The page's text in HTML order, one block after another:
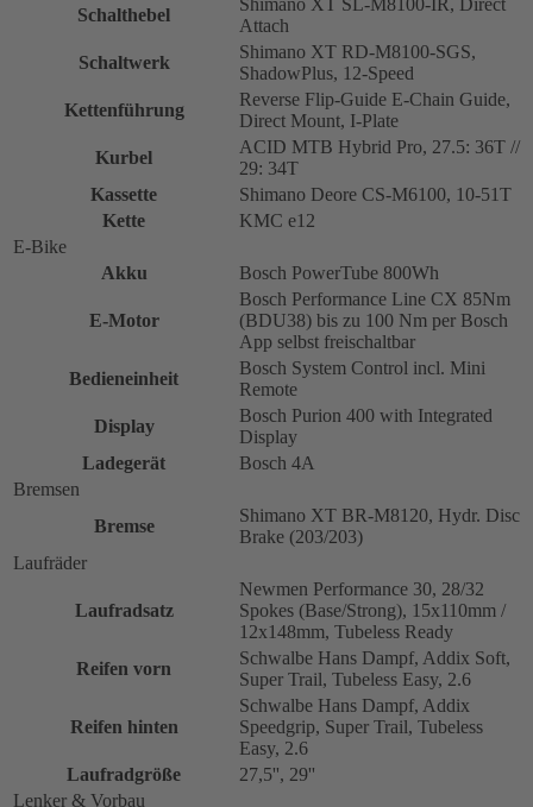
Schalthebel
Attach
Schaltwerk
Shimano XT RD-M8100-SGS,
ShadowPlus, 12-Speed
Kettenführung
Reverse Flip-Guide E-Chain Guide,
Direct Mount, I-Plate
Kurbel
ACID MTB Hybrid Pro, 27.5: 36T //
29: 34T
Kassette
Shimano Deore CS-M6100, 10-51T
Kette
KMC e12
E-Bike
Akku
Bosch PowerTube 800Wh
E-Motor
Bosch Performance Line CX 85Nm
(BDU38) bis zu 100 Nm per Bosch
App selbst freischaltbar
Bedieneinheit
Bosch System Control incl. Mini
Remote
Display
Bosch Purion 400 with Integrated
Display
Ladegerät
Bosch 4A
Bremsen
Bremse
Shimano XT BR-M8120, Hydr. Disc
Brake (203/203)
Laufräder
Laufradsatz
Newmen Performance 30, 28/32
Spokes (Base/Strong), 15x110mm /
12x148mm, Tubeless Ready
Reifen vorn
Schwalbe Hans Dampf, Addix Soft,
Super Trail, Tubeless Easy, 2.6
Reifen hinten
Schwalbe Hans Dampf, Addix
Speedgrip, Super Trail, Tubeless
Easy, 2.6
Laufradgröße
27,5'', 29''
Lenker & Vorbau